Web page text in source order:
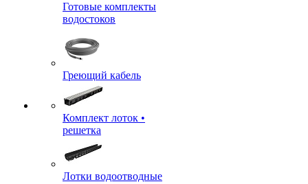
Готовые комплекты
водостоков
Греющий кабель
Комплект лоток •
решетка
Лотки водоотводные